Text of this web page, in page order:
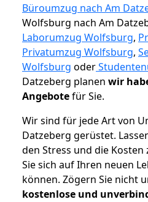
Büroumzug nach Am
Wolfsburg nach Am
Laborumzug Wolfsburg,
Privatumzug Wolfsburg,
Wolfsburg oder
Datzeberg planen wir
Angebotefür Sie.
Wir sind für jede Art von
Datzeberg gerüstet.
den Stress und die
Sie sich auf Ihren neuen
können. Zögern Sie nicht
kostenlose und